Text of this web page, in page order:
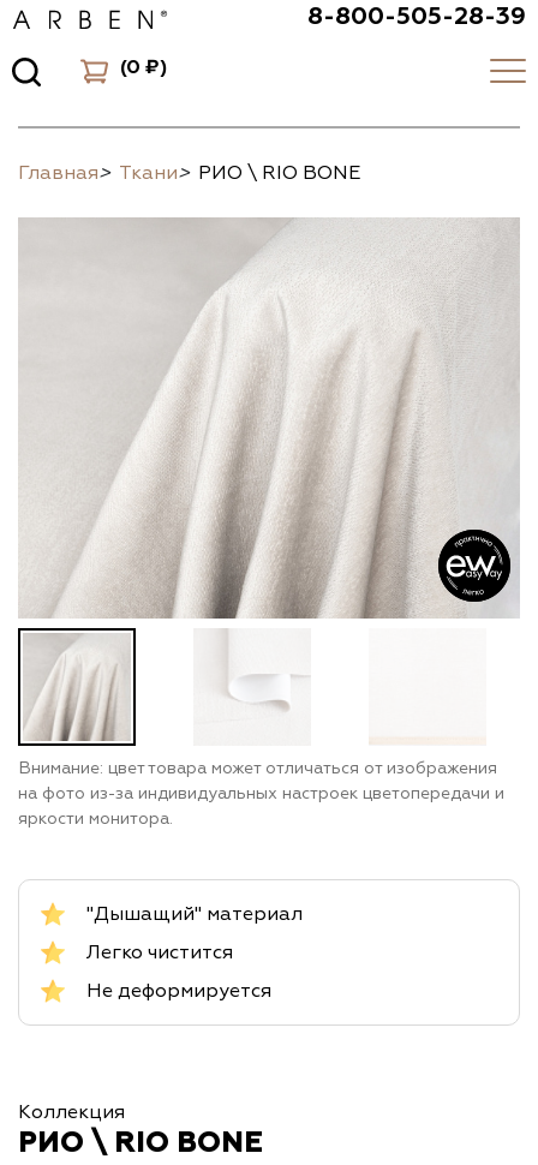
8-800-505-28-39
(0 ₽)
Главная> Ткани> РИО \ RIO BONE
Внимание: цвет товара может отличаться от изображения
на фото из-за индивидуальных настроек цветопередачи и
яркости монитора.
"Дышащий" материал
Легко чистится
Не деформируется
Коллекция
РИО \ RIO BONE